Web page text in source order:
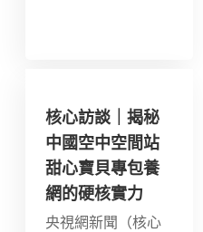
核心訪談｜揭秘
中國空中空間站
甜心寶貝專包養
網的硬核實力
央視網新聞（核心